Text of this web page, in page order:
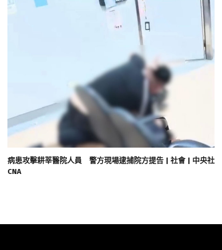
病患攻擊耕莘醫院人員 警方現場逮捕院方提告 | 社會 | 中央社
CNA